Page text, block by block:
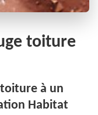
toiture
à un
Habitat